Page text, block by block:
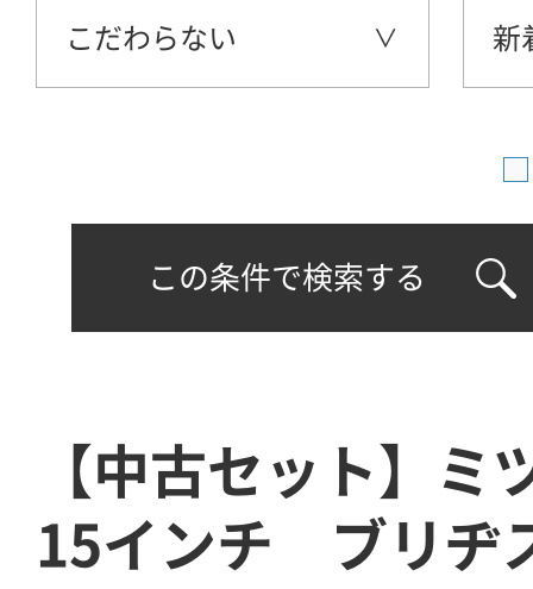
こだわらない 新
この条件で検索する
【中古セット】ミ
15インチ ブリヂ